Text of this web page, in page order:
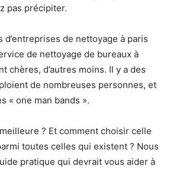
pas précipiter.
de nettoyage à paris
de nettoyage de bureaux à
chères, d’autres moins. Il y a des
de nombreuses personnes, et
« one man bands ».
? Et comment choisir celle
toutes celles qui existent ? Nous
pratique qui devrait vous aider à